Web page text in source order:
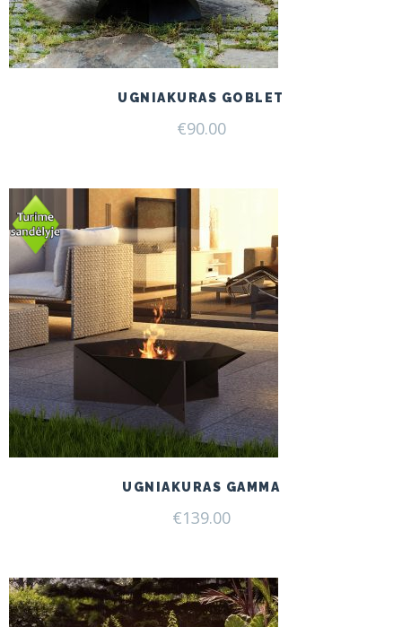
UGNIAKURAS GOBLET
€90.00
UGNIAKURAS GAMMA
€139.00